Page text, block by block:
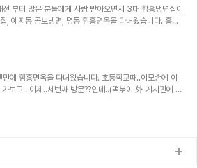
부터 많은 분들에게 사랑 받아오면서 3대 함흥냉면집이
, 예지동 곰보냉면, 명동 함흥면옥을 다녀왔습니다. 흥남
흥남집 이외에..신촌면옥,오장동함흥냉면집..이렇게 3군
에 함흥면옥을 다녀왔습니다. 초등학교때..이모손에 이
보고.. 이제..세번째 방문??인데..(떡볶이 外 게시판에 글
함흥냉면이라고..유명한 곳이랍니다. 지금부터 여러분